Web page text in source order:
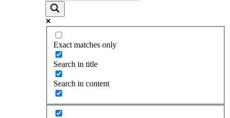
Exact matches only
Search in title
Search in content